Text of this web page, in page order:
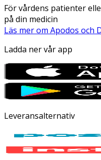
För vårdens patienter
på din medicin
Läs mer om Apodos och
Ladda ner vår app
Leveransalternativ